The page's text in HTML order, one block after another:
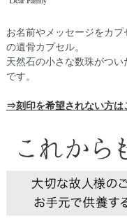
お名前やメッセージをカ
の遺骨カプセル。
天然石の小さな数珠がつ
です。
⇒刻印を希望されない方は